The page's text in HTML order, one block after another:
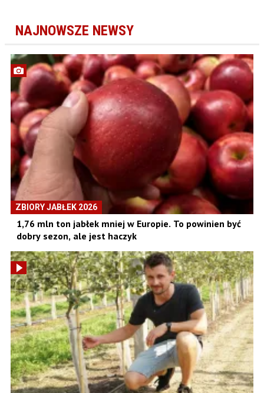
NAJNOWSZE NEWSY
ZBIORY JABŁEK 2026
1,76 mln ton jabłek mniej w Europie. To powinien być
dobry sezon, ale jest haczyk